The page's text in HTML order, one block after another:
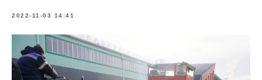
2022-11-03 14:41